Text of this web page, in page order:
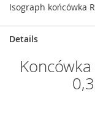
Isograph końcówka
Details